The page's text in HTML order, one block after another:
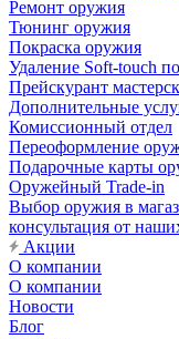
Ремонт оружия
Тюнинг оружия
Покраска оружия
Удаление Soft-touch
Прейскурант
Дополнительные
Комиссионный отдел
Переоформление
Подарочные карты
Оружейный Trade-in
Выбор оружия в
консультация от
Акции
О компании
О компании
Новости
Блог